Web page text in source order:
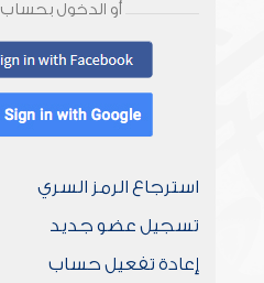
أو الدخول بحساب
استرجاع الرمز السري
تسجيل عضو جديد
إعادة تفعيل حساب